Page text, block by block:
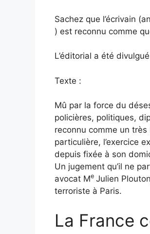
Sachez que l’écrivain
) est reconnu comme
L’éditorial a été
Texte :
Mû par la force du
policières, politiques,
reconnu comme un
particulière, l’exercice
depuis fixée à son
Un jugement qu’il ne
avocat Me Julien
terroriste à Paris.
La France